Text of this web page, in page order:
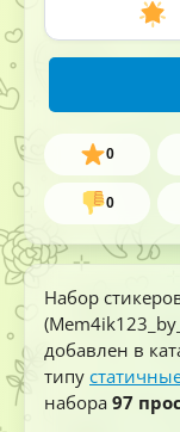
0
0
Набор
добавлен в
типу
набора 97